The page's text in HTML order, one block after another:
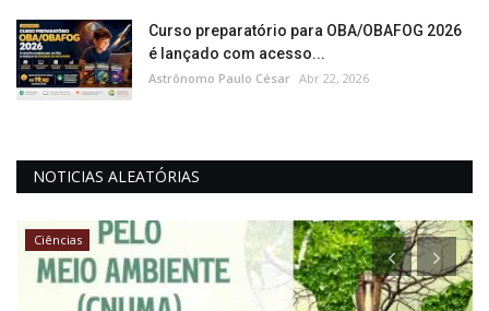
Curso preparatório para OBA/OBAFOG 2026
é lançado com acesso...
Astrônomo Paulo César Abr 22, 2026
NOTICIAS ALEATÓRIAS
Ciências